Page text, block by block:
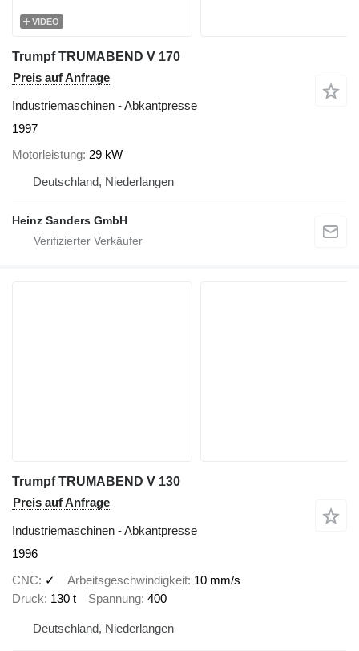
VIDEO
Trumpf TRUMABEND V 170
Preis auf Anfrage
Industriemaschinen - Abkantpresse
1997
Motorleistung 29 kW
Deutschland, Niederlangen
Heinz Sanders GmbH
Trumpf TRUMABEND V 130
Preis auf Anfrage
Industriemaschinen - Abkantpresse
1996
CNC
✓ Arbeitsgeschwindigkeit 10 mm/s
Druck 130 t Spannung 400
Deutschland, Niederlangen